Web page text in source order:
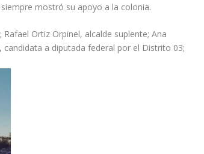
mostró su apoyo a la colonia.
Ortiz Orpinel, alcalde suplente; Ana
candidata a diputada federal por el Distrito 03;